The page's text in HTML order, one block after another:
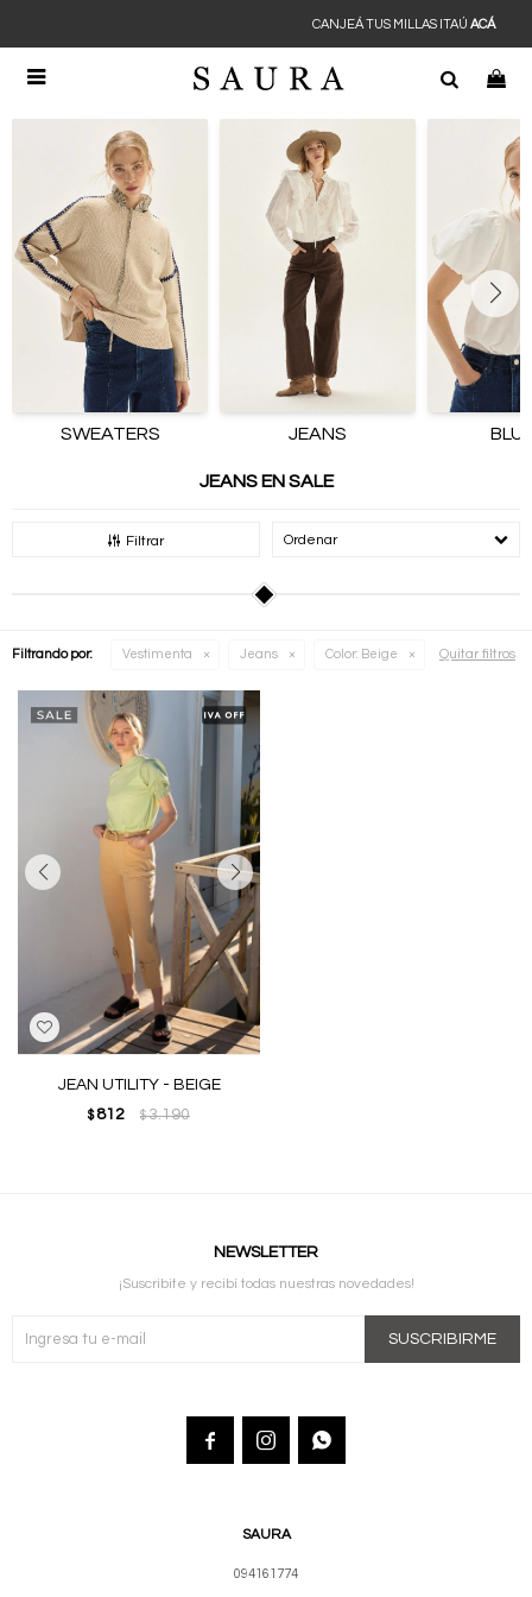

CANJEÁ TUS MILLAS ITAÚACÁ
SWEATERS JEANS
JEANS EN SALE
Filtrar Recomendados
Filtrando por: Vestimenta Jeans Color: Beige Quitar filtros
JEAN UTILITY - BEIGE
$ 812 $3.190
SAURA
094161774
NEWSLETTER
¡Suscribite y recibí todas nuestras novedades!
SUSCRIBIRME
  